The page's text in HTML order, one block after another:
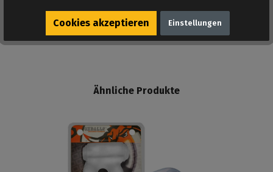
AUF DEN MERKZETTEL
Ähnliche Produkte
Cookies akzeptieren Einstellungen